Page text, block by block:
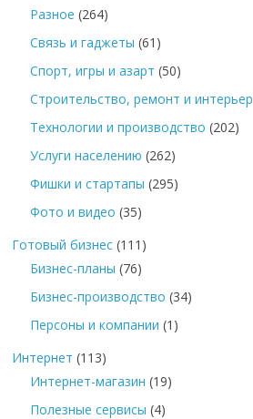
Разное (264)
Связь и гаджеты (61)
Спорт, игры и азарт (50)
Строительство, ремонт и интерьер
Технологии и производство (202)
Услуги населению (262)
Фишки и стартапы (295)
Фото и видео (35)
Готовый бизнес (111)
Бизнес-планы (76)
Бизнес-производство (34)
Персоны и компании (1)
Интернет (113)
Интернет-магазин (19)
Полезные сервисы (4)